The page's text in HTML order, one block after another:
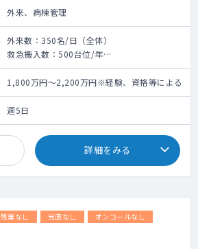
外来、病棟管理
外来数：350名/日（全体）
救急搬入数：500台位/年
〇外来・病棟の対応をお願いいたします。
〇各科揃っており、連携がスムーズです。
〇カテーテルの対応はございません。
〇○救急車は年間500台程度
1,800万円～2,200万円※経験、資格等による
週5日
詳細をみる
残業なし 当直なし
オンコールなし